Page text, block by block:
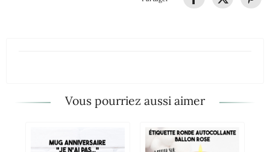
Vous pourriez aussi aimer